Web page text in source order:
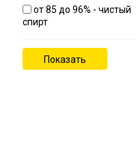
от 85 до 96% - чистый
спирт